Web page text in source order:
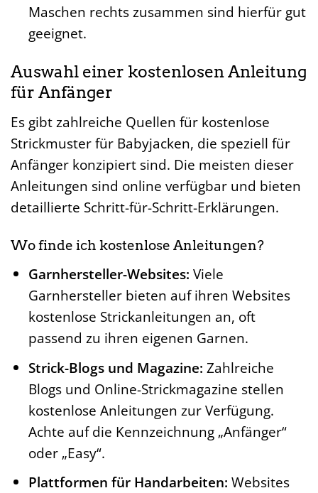
Maschen rechts zusammen sind hierfür gut
geeignet.
Auswahl einer kostenlosen Anleitung
für Anfänger
Es gibt zahlreiche Quellen für kostenlose
Strickmuster für Babyjacken, die speziell für
Anfänger konzipiert sind. Die meisten dieser
Anleitungen sind online verfügbar und bieten
detaillierte Schritt-für-Schritt-Erklärungen.
Wo finde ich kostenlose Anleitungen?
Garnhersteller-Websites: Viele
Garnhersteller bieten auf ihren Websites
kostenlose Strickanleitungen an, oft
passend zu ihren eigenen Garnen.
Strick-Blogs und Magazine: Zahlreiche
Blogs und Online-Strickmagazine stellen
kostenlose Anleitungen zur Verfügung.
Achte auf die Kennzeichnung „Anfänger“
oder „Easy“.
Plattformen für Handarbeiten: Websites